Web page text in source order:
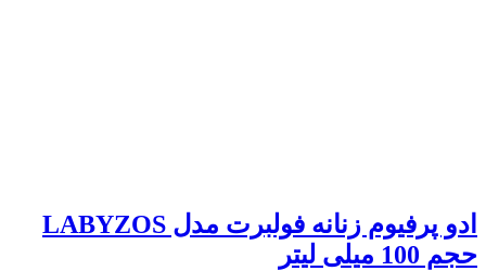
ادو پرفیوم زنانه فولبرت مدل LABYZOS
حجم 100 میلی لیتر